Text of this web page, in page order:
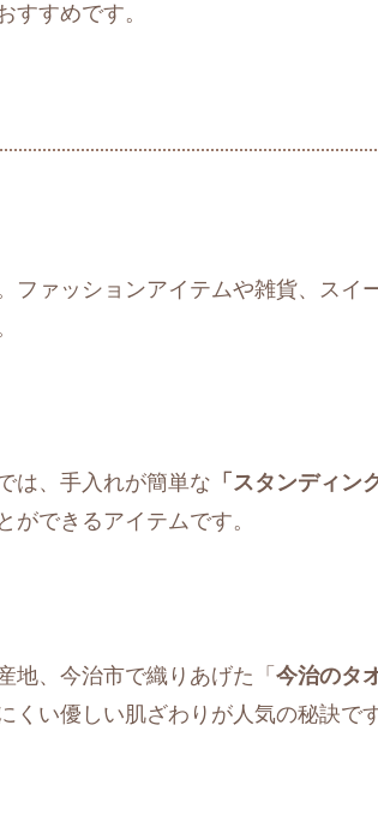
すめです。
ファッションアイテムや雑貨、スイ
は、手入れが簡単な 「スタンディン
できるアイテムです。
地、今治市で織りあげた「 今治のタ
い優しい肌ざわりが人気の秘訣です